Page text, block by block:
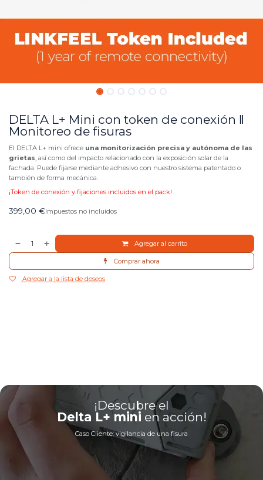
DELTA L+ Mini con token de conexión ‖
Monitoreo de fisuras
El DELTA L+ mini ofrece una monitorización precisa y autónoma de las
grietas, así como del impacto relacionado con la exposición solar de la
fachada. Puede fijarse mediante adhesivo con nuestro sistema patentado o
también de forma mecánica.
¡Token de conexión y fijaciones incluidos en el pack!
399,00 €Impuestos no incluidos
Agregar al carrito
Comprar ahora
Agregar a la lista de deseos
¡Descubre el
Delta L+ mini en acción!
Caso Cliente: vigilancia de una fisura
*